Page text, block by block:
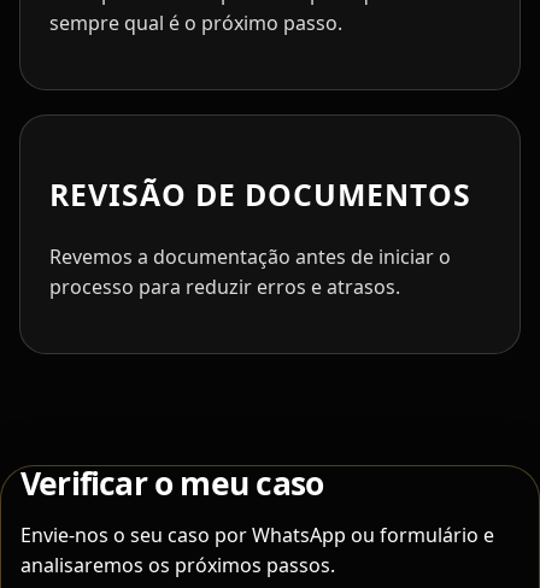
sempre qual é o próximo passo.
REVISÃO DE DOCUMENTOS
Revemos a documentação antes de iniciar o
processo para reduzir erros e atrasos.
Verificar o meu caso
Envie-nos o seu caso por WhatsApp ou formulário e
analisaremos os próximos passos.